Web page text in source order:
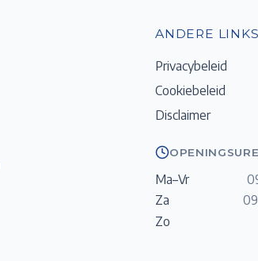
ANDERE LINKS
Privacybeleid
Cookiebeleid
Disclaimer
Ma–Vr
Za
Zo